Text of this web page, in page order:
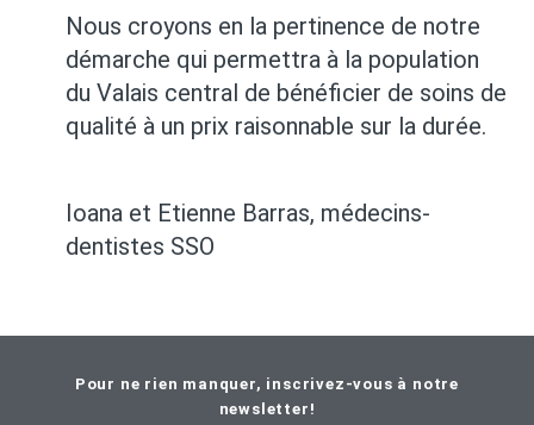
Nous croyons en la pertinence de notre
démarche qui permettra à la population
du Valais central de bénéficier de soins de
qualité à un prix raisonnable sur la durée.
Ioana et Etienne Barras, médecins-
dentistes SSO
Pour ne rien manquer, inscrivez-vous à notre
newsletter!